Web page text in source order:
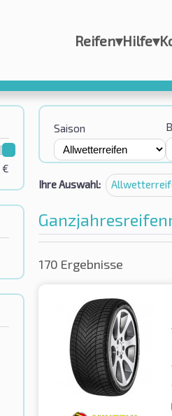
Reifen▾Hilfe▾
€
Saison
Ihre Auswahl:
170 Ergebnisse